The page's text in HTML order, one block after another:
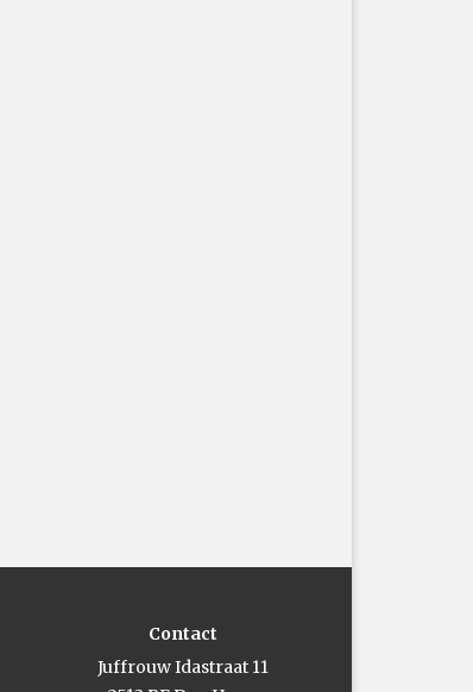
Contact
Juffrouw Idastraat 11